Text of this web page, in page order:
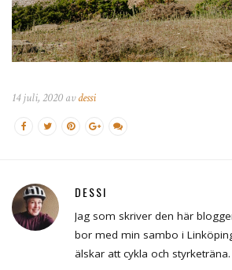
14 juli, 2020 avdessi
DESSI
Jag som skriver den här
bor med min sambo i
älskar att cykla och styrketräna.